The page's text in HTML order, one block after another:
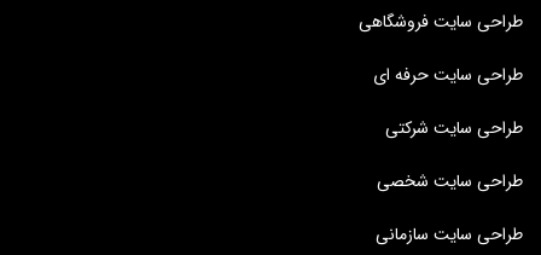
طراحی سایت فروشگاهی
طراحی سایت حرفه ای
طراحی سایت شرکتی
طراحی سایت شخصی
طراحی سایت سازمانی